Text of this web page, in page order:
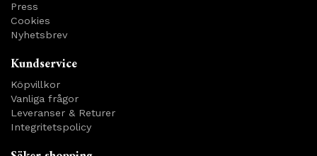
Press
Cookies
Nyhetsbrev
Kundservice
Köpvillkor
Vanliga frågor
Leveranser & Returer
Integritetspolicy